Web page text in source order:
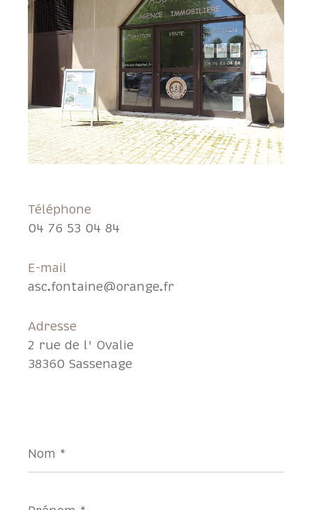
Téléphone
04 76 53 04 84
E-mail
asc.fontaine@orange.fr
Adresse
2 rue de l' Ovalie
38360 Sassenage
*